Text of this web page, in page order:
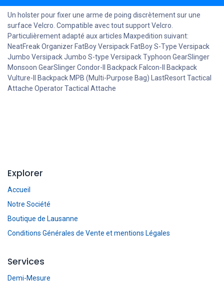
Un holster pour fixer une arme de poing discrètement sur une
surface Velcro. Compatible avec tout support Velcro.
Particulièrement adapté aux articles Maxpedition suivant:
NeatFreak Organizer FatBoy Versipack FatBoy S-Type Versipack
Jumbo Versipack Jumbo S-type Versipack Typhoon GearSlinger
Monsoon GearSlinger Condor-II Backpack Falcon-II Backpack
Vulture-II Backpack MPB (Multi-Purpose Bag) LastResort Tactical
Attache Operator Tactical Attache
Explorer
Accueil
Notre Société
Boutique de Lausanne
Conditions Générales de Vente et mentions Légales
Services
Demi-Mesure